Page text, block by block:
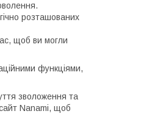
розташованих
щоб ви могли
функціями,
зволоження та
Nanami, щоб